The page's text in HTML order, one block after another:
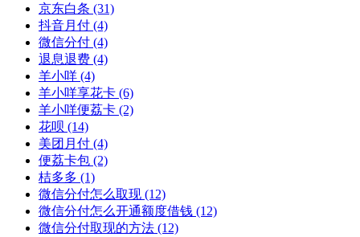
京东白条 (31)
抖音月付 (4)
微信分付 (4)
退息退费 (4)
羊小咩 (4)
羊小咩享花卡 (6)
羊小咩便荔卡 (2)
花呗 (14)
美团月付 (4)
便荔卡包 (2)
桔多多 (1)
微信分付怎么取现 (12)
微信分付怎么开通额度借钱 (12)
微信分付取现的方法 (12)